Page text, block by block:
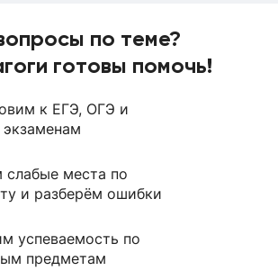
по теме?
готовы помочь!
к ЕГЭ, ОГЭ и
слабые места по
и разберём ошибки
успеваемость по
предметам